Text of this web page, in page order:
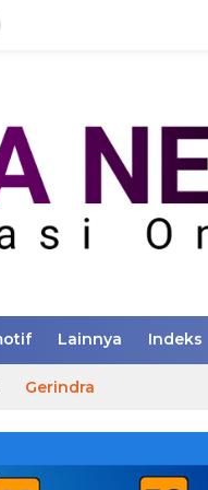
Lainnya Indeks
Gerindra